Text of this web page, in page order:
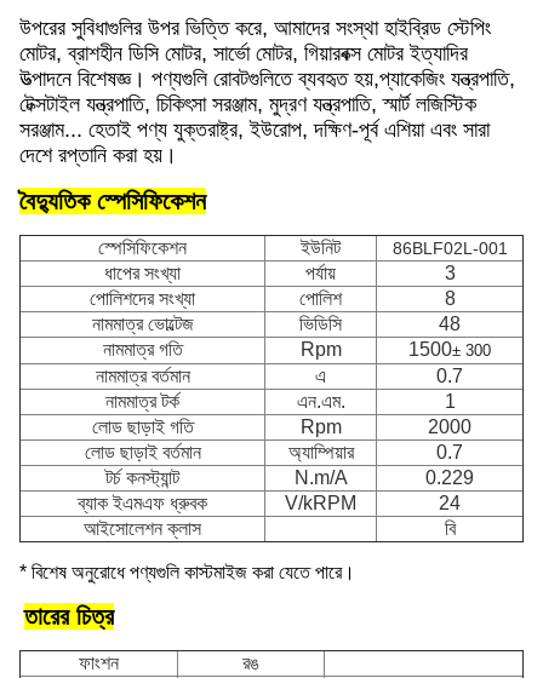
উপরের সুবিধাগুলির উপর ভিত্তি করে, আমাদের সংস্থা হাইব্রিড স্টেপিং
মোটর, ব্রাশহীন ডিসি মোটর, সার্ভো মোটর, গিয়ারবক্স মোটর ইত্যাদির
উত্পাদনে বিশেষজ্ঞ। পণ্যগুলি রোবটগুলিতে ব্যবহৃত হয়,প্যাকেজিং যন্ত্রপাতি,
টেক্সটাইল যন্ত্রপাতি, চিকিৎসা সরঞ্জাম, মুদ্রণ যন্ত্রপাতি, স্মার্ট লজিস্টিক
সরঞ্জাম... হেতাই পণ্য যুক্তরাষ্ট্র, ইউরোপ, দক্ষিণ-পূর্ব এশিয়া এবং সারা
দেশে রপ্তানি করা হয়।
বৈদ্যুতিক স্পেসিফিকেশন
স্পেসিফিকেশন ইউনিট 86BLF02L-001
ধাপের সংখ্যা পর্যায়
3
পোলিশদের সংখ্যা
পোলিশ
8
নামমাত্র ভোল্টেজ
ভিডিসি
48
নামমাত্র গতি
Rpm 1500± 300
নামমাত্র বর্তমান এ
0.7
নামমাত্র টর্ক
এন.এম.
1
লোড ছাড়াই গতি
Rpm
2000
লোড ছাড়াই বর্তমান
অ্যাম্পিয়ার
0.7
টর্চ কনস্ট্যান্ট
N.m/A
0.229
ব্যাক ইএমএফ ধ্রুবক
V/kRPM
24
আইসোলেশন ক্লাস
বি
* বিশেষ অনুরোধে পণ্যগুলি কাস্টমাইজ করা যেতে পারে।
তারের চিত্র
ফাংশন
রঙ